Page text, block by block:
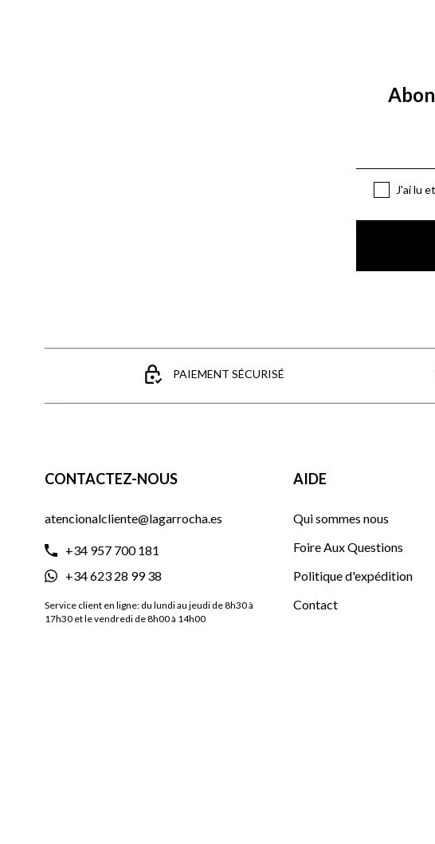
J'ai lu
PAIEMENT SÉCURISÉ
CONTACTEZ-NOUS
atencionalcliente@lagarrocha.es
+34 957 700 181
+34 623 28 99 38
Service client en ligne: du lundi au jeudi de 8h30 à
17h30 et le vendredi de 8h00 à 14h00
AIDE
Qui sommes nous
Foire Aux Questions
Politique d'expédition
Contact